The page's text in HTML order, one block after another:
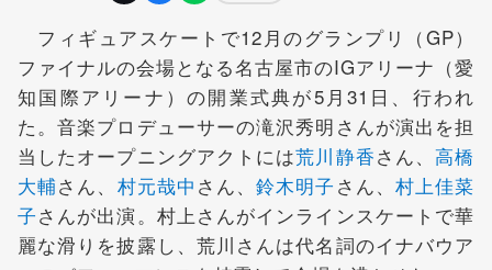
フィギュアスケートで12月のグランプリ（GP）
ファイナルの会場となる名古屋市のIGアリーナ（愛
知国際アリーナ）の開業式典が5月31日、行われ
た。音楽プロデューサーの滝沢秀明さんが演出を担
当したオープニングアクトには荒川静香さん、高橋
大輔さん、 村元哉中 さん、鈴木明子 さん、 村上佳菜
子さんが出演。村上さんがインラインスケートで華
麗な滑りを披露し、荒川さんは代名詞のイナバウア